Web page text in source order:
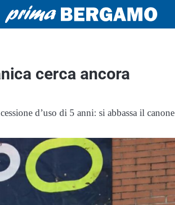
cerca ancora
d’uso di 5 anni: si abbassa il canone